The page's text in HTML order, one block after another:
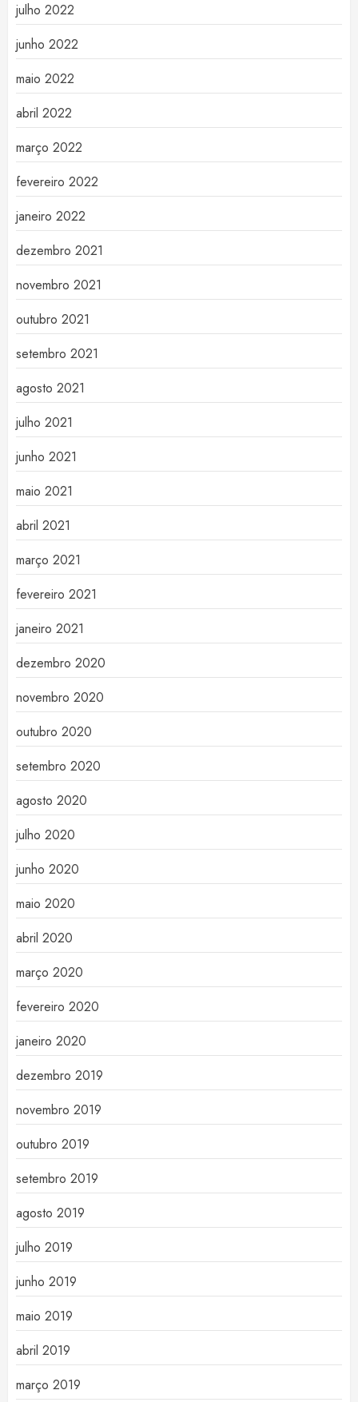
julho 2022
junho 2022
maio 2022
abril 2022
março 2022
fevereiro 2022
janeiro 2022
dezembro 2021
novembro 2021
outubro 2021
setembro 2021
agosto 2021
julho 2021
junho 2021
maio 2021
abril 2021
março 2021
fevereiro 2021
janeiro 2021
dezembro 2020
novembro 2020
outubro 2020
setembro 2020
agosto 2020
julho 2020
junho 2020
maio 2020
abril 2020
março 2020
fevereiro 2020
janeiro 2020
dezembro 2019
novembro 2019
outubro 2019
setembro 2019
agosto 2019
julho 2019
junho 2019
maio 2019
abril 2019
março 2019